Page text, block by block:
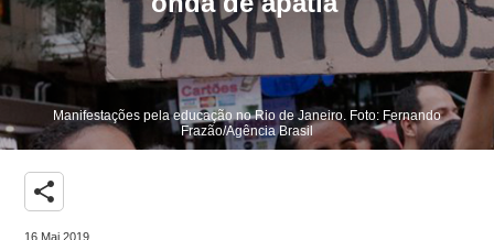
Manifestações pela educação no Rio de Janeiro. Foto: Fernando
Frazão/Agência Brasil
share
16 Mai 2019